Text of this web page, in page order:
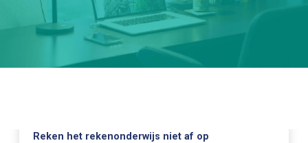
Reken het rekenonderwijs niet af op